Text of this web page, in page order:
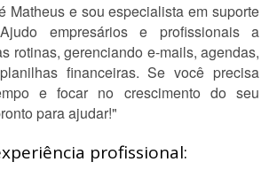
Matheus e sou especialista em suporte
empresários e profissionais a
rotinas, gerenciando e-mails, agendas,
financeiras. Se você precisa
e focar no crescimento do seu
para ajudar!"
profissional: